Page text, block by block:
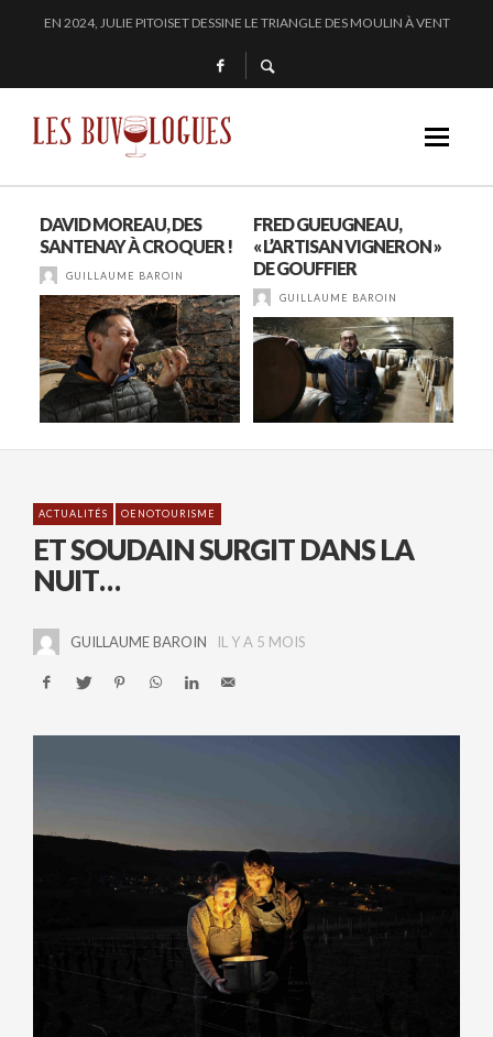
EN 2024, JULIE PITOISET DESSINE LE TRIANGLE DES MOULIN À VENT
SAMUEL BILLAUD FAIT BRILLER 2024
DAVID MOREAU, DES
SANTENAY À CROQUER !
GUILLAUME BAROIN
FRED GUEUGNEAU,
« L’ARTISAN VIGNERON »
DE GOUFFIER
GUILLAUME BAROIN
ACTUALITÉS OENOTOURISME
ET SOUDAIN SURGIT DANS LA
NUIT…
GUILLAUME BAROIN IL Y A 5 MOIS